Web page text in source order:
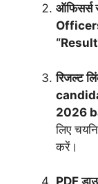
ऑफिसर्स
रिजल्ट
2026
लिए
करें।